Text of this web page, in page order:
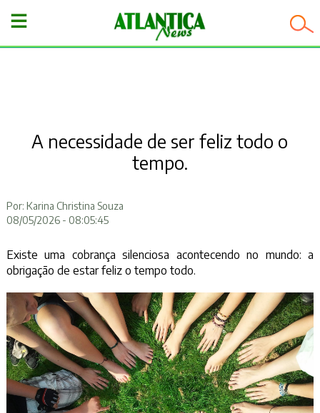
−
A necessidade de ser feliz todo o
tempo.
Por: Karina Christina Souza
08/05/2026 - 08:05:45
Existe uma cobrança silenciosa acontecendo no mundo: a
obrigação de estar feliz o tempo todo.